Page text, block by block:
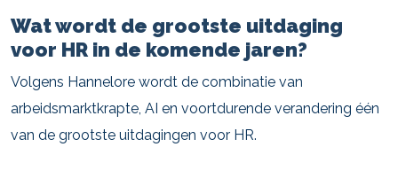
Wat wordt de grootste uitdaging
voor HR in de komende jaren?
Volgens Hannelore wordt de combinatie van
arbeidsmarktkrapte, AI en voortdurende verandering één
van de grootste uitdagingen voor HR.